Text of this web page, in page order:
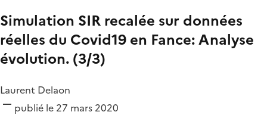
Simulation SIR recalée sur données
réelles du Covid19 en Fance: Analyse
évolution. (3/3)
Laurent Delaon
publié le 27 mars 2020